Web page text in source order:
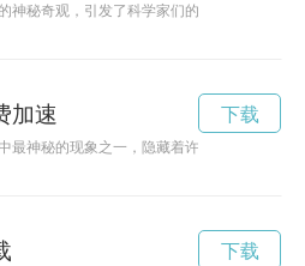
神秘奇观，引发了科学家们的浓厚兴趣。本
加速
最神秘的现象之一，隐藏着许多令人费解的
下载
下载